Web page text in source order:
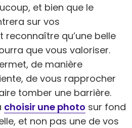
et bien que le
sur vos
qu’une belle
que vous valoriser.
de manière
de vous rapprocher
tomber une barrière.
choisir une photo sur fond
et non pas une de vos